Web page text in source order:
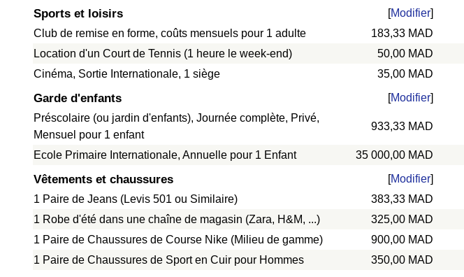
Sports et loisirs [Modifier]
Club de remise en forme, coûts mensuels pour 1 adulte
183,33 MAD
Location d'un Court de Tennis (1 heure le week-end)
50,00 MAD
Cinéma, Sortie Internationale, 1 siège
35,00 MAD
Garde d'enfants [Modifier]
Préscolaire (ou jardin d'enfants), Journée complète, Privé,
Mensuel pour 1 enfant
933,33 MAD
Ecole Primaire Internationale, Annuelle pour 1 Enfant 35 000,00 MAD
Vêtements et chaussures [Modifier]
1 Paire de Jeans (Levis 501 ou Similaire)
383,33 MAD
1 Robe d'été dans une chaîne de magasin (Zara, H&M, ...) 325,00 MAD
1 Paire de Chaussures de Course Nike (Milieu de gamme) 900,00 MAD
1 Paire de Chaussures de Sport en Cuir pour Hommes 350,00 MAD